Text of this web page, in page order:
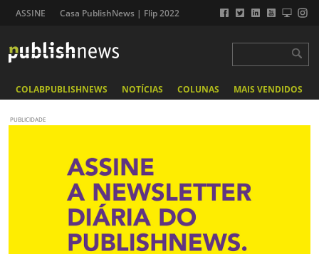
ASSINE Casa PublishNews | Flip 2022
COLABPUBLISHNEWS NOTÍCIAS COLUNAS MAIS VENDIDOS
PUBLICIDADE